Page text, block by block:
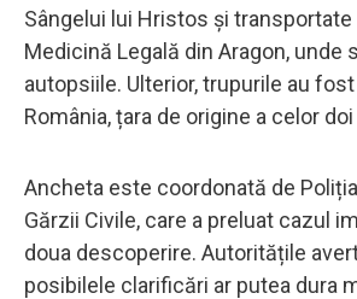
Sângelui lui Hristos și
Medicină Legală din Aragon, unde
autopsiile. Ulterior, trupurile au
România, țara de origine a celor
Ancheta este coordonată de
Gărzii Civile, care a preluat cazul
doua descoperire. Autoritățile
posibilele clarificări ar putea dura